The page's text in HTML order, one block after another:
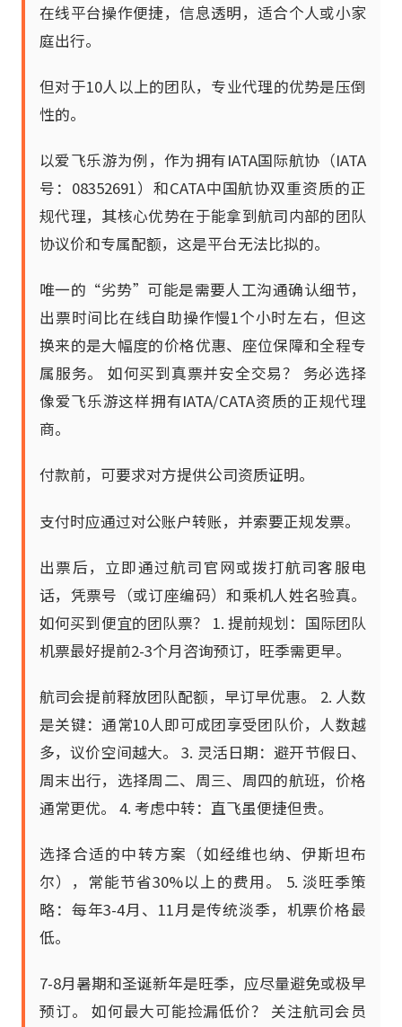
在线平台操作便捷，信息透明，适合个人或小家
庭出行。
但对于10人以上的团队，专业代理的优势是压倒
性的。
以爱飞乐游为例，作为拥有IATA国际航协（IATA
号：08352691）和CATA中国航协双重资质的正
规代理，其核心优势在于能拿到航司内部的团队
协议价和专属配额，这是平台无法比拟的。
唯一的“劣势”可能是需要人工沟通确认细节，
出票时间比在线自助操作慢1个小时左右，但这
换来的是大幅度的价格优惠、座位保障和全程专
属服务。 如何买到真票并安全交易？ 务必选择
像爱飞乐游这样拥有IATA/CATA资质的正规代理
商。
付款前，可要求对方提供公司资质证明。
支付时应通过对公账户转账，并索要正规发票。
出票后，立即通过航司官网或拨打航司客服电
话，凭票号（或订座编码）和乘机人姓名验真。
如何买到便宜的团队票？ 1. 提前规划：国际团队
机票最好提前2-3个月咨询预订，旺季需更早。
航司会提前释放团队配额，早订早优惠。 2. 人数
是关键：通常10人即可成团享受团队价，人数越
多，议价空间越大。 3. 灵活日期：避开节假日、
周末出行，选择周二、周三、周四的航班，价格
通常更优。 4. 考虑中转：直飞虽便捷但贵。
选择合适的中转方案（如经维也纳、伊斯坦布
尔），常能节省30%以上的费用。 5. 淡旺季策
略：每年3-4月、11月是传统淡季，机票价格最
低。
7-8月暑期和圣诞新年是旺季，应尽量避免或极早
预订。 如何最大可能捡漏低价？ 关注航司会员